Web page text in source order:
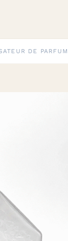
DE PARFUM